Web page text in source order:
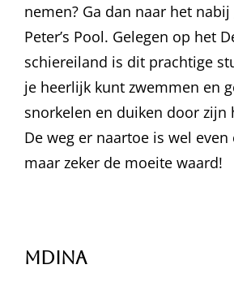
nemen? Ga dan naar het nabij
Peter’s Pool. Gelegen op het
schiereiland is dit prachtige
je heerlijk kunt zwemmen en
snorkelen en duiken door zijn
De weg er naartoe is wel
maar zeker de moeite waard!
Mdina